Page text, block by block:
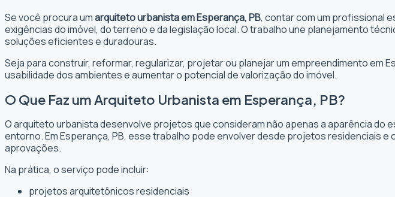
Se você procura umarquiteto urbanista em Esperança, PB, contar com um profissional
exigências do imóvel, do terreno e da legislação local. O trabalho une planejamento
soluções eficientes e duradouras.
Seja para construir, reformar, regularizar, projetar ou planejar um empreendimento em
usabilidade dos ambientes e aumentar o potencial de valorização do imóvel.
O Que Faz um Arquiteto Urbanista em Esperança, PB?
O arquiteto urbanista desenvolve projetos que consideram não apenas a aparência do
entorno. Em Esperança, PB, esse trabalho pode envolver desde projetos residenciais
aprovações.
Na prática, o serviço pode incluir:
projetos arquitetônicos residenciais